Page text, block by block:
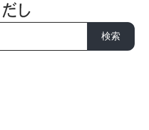
検索